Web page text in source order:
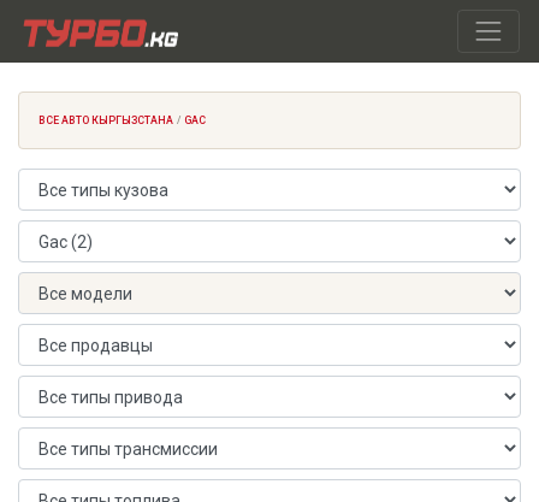
ВСЕ АВТО КЫРГЫЗСТАНА GAC
Тип кузова
Марка автомобиля
Модель автомобиля
Продавец
Тип привода
Тип трансмиссии
Тип топлива